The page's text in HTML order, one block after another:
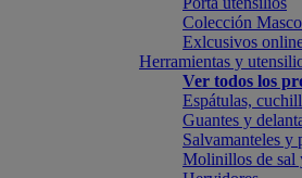
Colección
Exlcusivos
Herramientas y
Ver todos los
Espátulas,
Guantes y
Salvamanteles y
Molinillos de sal